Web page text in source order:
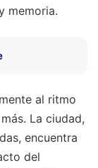
memoria.
al ritmo
La ciudad,
encuentra
del